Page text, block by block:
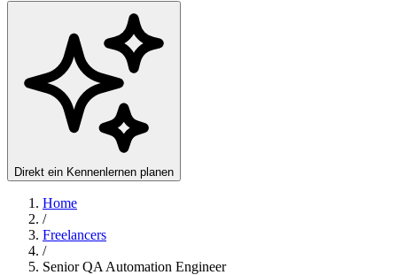
Direkt ein Kennenlernen planen
Home
/
Freelancers
/
Senior QA Automation Engineer